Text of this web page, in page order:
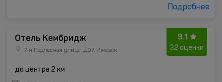
Подробнее
9.1
32 оценки
Отель Кембридж
7-я Подлесная улица, д.97, Ижевск
до центра 2 км